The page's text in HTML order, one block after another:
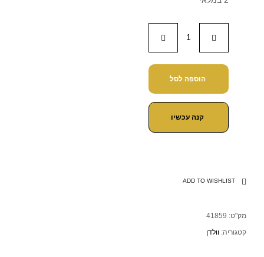
הוספה לסל
קנה עכשיו
ADD TO WISHLIST
מק"ט: 41859
קטגוריה: וולדן